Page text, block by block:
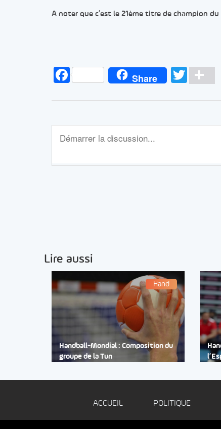
A noter que c’est le 21ème titre de champion du
FacebookShare
Lire aussi
Hand
Handball-Mondial : Composition du
groupe de la Tun
ACCUEIL POLITIQUE